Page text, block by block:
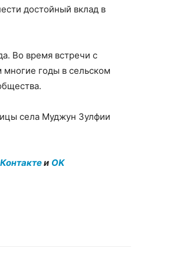
достойный вклад в
Во время встречи с
годы в сельском
села Муджун Зулфии
и OK